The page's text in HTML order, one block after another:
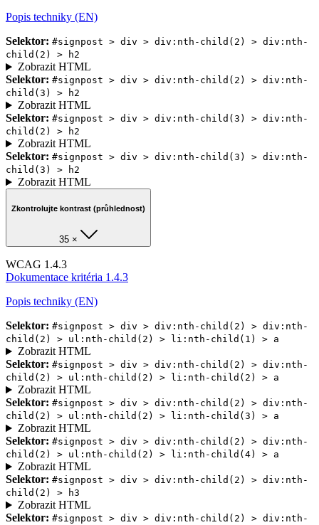
Popis techniky (EN)
Selektor: #signpost > div > div:nth-child(2) > div:nth-
child(2) > h2
Zobrazit HTML
Selektor: #signpost > div > div:nth-child(2) > div:nth-
child(3) > h2
Zobrazit HTML
Selektor: #signpost > div > div:nth-child(3) > div:nth-
child(2) > h2
Zobrazit HTML
Selektor: #signpost > div > div:nth-child(3) > div:nth-
child(3) > h2
Zobrazit HTML
Zkontrolujte kontrast (průhlednost)
35 ×
WCAG 1.4.3
Dokumentace kritéria 1.4.3
Popis techniky (EN)
Selektor: #signpost > div > div:nth-child(2) > div:nth-
child(2) > ul:nth-child(2) > li:nth-child(1) > a
Zobrazit HTML
Selektor: #signpost > div > div:nth-child(2) > div:nth-
child(2) > ul:nth-child(2) > li:nth-child(2) > a
Zobrazit HTML
Selektor: #signpost > div > div:nth-child(2) > div:nth-
child(2) > ul:nth-child(2) > li:nth-child(3) > a
Zobrazit HTML
Selektor: #signpost > div > div:nth-child(2) > div:nth-
child(2) > ul:nth-child(2) > li:nth-child(4) > a
Zobrazit HTML
Selektor: #signpost > div > div:nth-child(2) > div:nth-
child(2) > h3
Zobrazit HTML
Selektor: #signpost > div > div:nth-child(2) > div:nth-